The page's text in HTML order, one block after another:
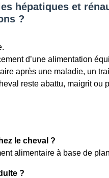
hépatiques et
?
d’une alimentation
après une maladie, un
reste abattu, maigrit ou
le cheval ?
alimentaire à base de
?